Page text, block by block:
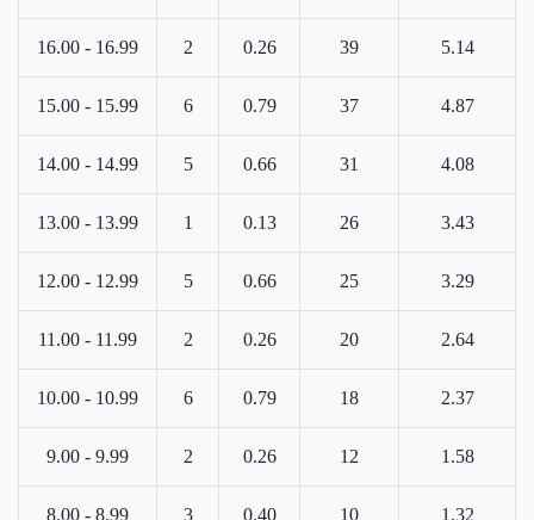
16.00 - 16.99 2 0.26 39 5.14
15.00 - 15.99 6 0.79 37 4.87
14.00 - 14.99 5 0.66 31 4.08
13.00 - 13.99 1 0.13 26 3.43
12.00 - 12.99 5 0.66 25 3.29
11.00 - 11.99 2 0.26 20 2.64
10.00 - 10.99 6 0.79 18 2.37
9.00 - 9.99 2 0.26 12 1.58
8.00 - 8.99 3 0.40 10 1.32